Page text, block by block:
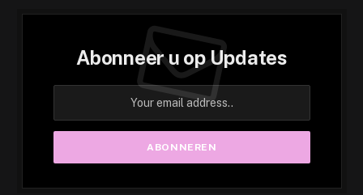
Abonneer u op Updates